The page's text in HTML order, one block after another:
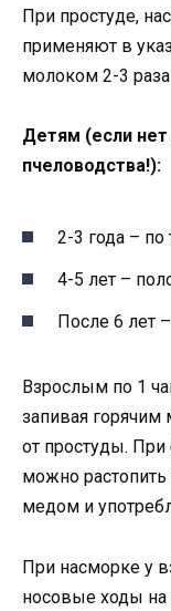
При простуде,
применяют в
молоком 2-3
Детям (если нет
пчеловодства!):
2-3 года – по
4-5 лет –
После 6 лет
Взрослым по 1
запивая
от простуды. При
можно растопить
медом и
При насморке у
носовые ходы на